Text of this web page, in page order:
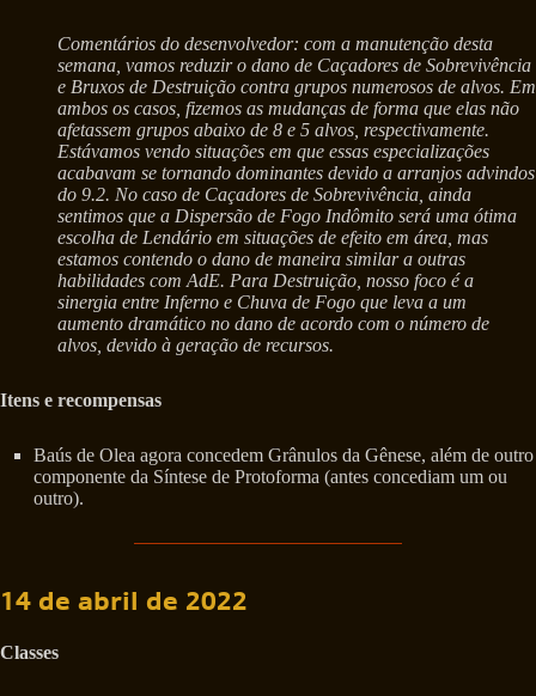
Comentários do desenvolvedor: com a manutenção desta
semana, vamos reduzir o dano de Caçadores de Sobrevivência
e Bruxos de Destruição contra grupos numerosos de alvos. Em
ambos os casos, fizemos as mudanças de forma que elas não
afetassem grupos abaixo de 8 e 5 alvos, respectivamente.
Estávamos vendo situações em que essas especializações
acabavam se tornando dominantes devido a arranjos advindos
do 9.2. No caso de Caçadores de Sobrevivência, ainda
sentimos que a Dispersão de Fogo Indômito será uma ótima
escolha de Lendário em situações de efeito em área, mas
estamos contendo o dano de maneira similar a outras
habilidades com AdE. Para Destruição, nosso foco é a
sinergia entre Inferno e Chuva de Fogo que leva a um
aumento dramático no dano de acordo com o número de
alvos, devido à geração de recursos.
Itens e recompensas
Baús de Olea agora concedem Grânulos da Gênese, além de outro
componente da Síntese de Protoforma (antes concediam um ou
outro).
14 de abril de 2022
Classes